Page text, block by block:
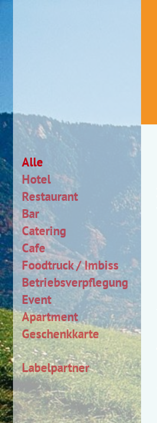
Alle
Hotel
Restaurant
Bar
Catering
Cafe
Foodtruck / Imbiss
Betriebsverpflegung
Event
Apartment
Geschenkkarte
Labelpartner